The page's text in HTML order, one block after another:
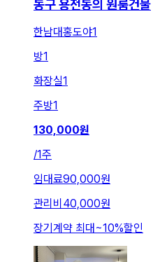
동구 용전동의 원룸건물
한남대홍도야1
방1
화장실1
주방1
130,000원
/1주
임대료90,000원
관리비 40,000원
장기계약 최대 ~10%할인